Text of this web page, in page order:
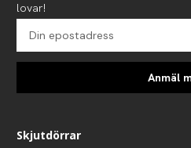
lovar!
Anmäl
Skjutdörrar